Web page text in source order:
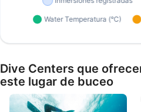
Dive Centers que
este lugar de buceo